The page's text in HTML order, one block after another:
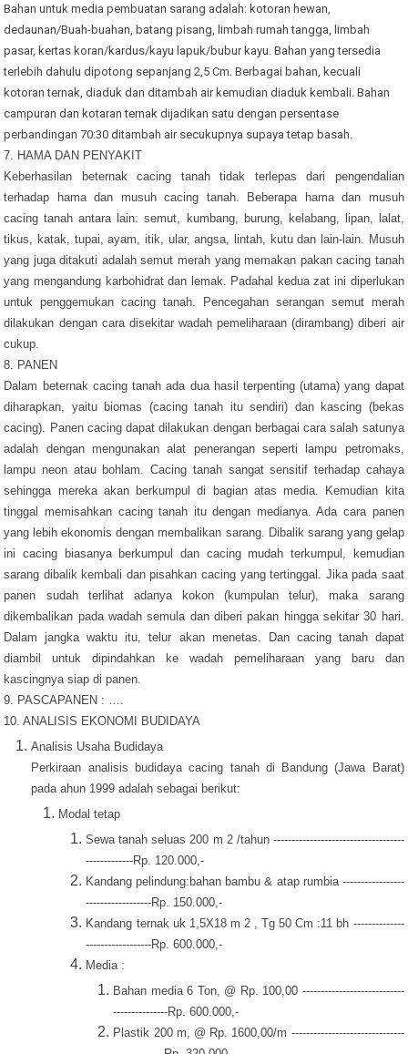
Bahan untuk media pembuatan sarang adalah: kotoran hewan,
dedaunan/Buah-buahan, batang pisang, limbah rumah tangga, limbah
pasar, kertas koran/kardus/kayu lapuk/bubur kayu. Bahan yang tersedia
terlebih dahulu dipotong sepanjang 2,5 Cm. Berbagai bahan, kecuali
kotoran ternak, diaduk dan ditambah air kemudian diaduk kembali. Bahan
campuran dan kotaran ternak dijadikan satu dengan persentase
perbandingan 70:30 ditambah air secukupnya supaya tetap basah.
7. HAMA DAN PENYAKIT
Keberhasilan beternak cacing tanah tidak terlepas dari pengendalian
terhadap hama dan musuh cacing tanah. Beberapa hama dan musuh
cacing tanah antara lain: semut, kumbang, burung, kelabang, lipan, lalat,
tikus, katak, tupai, ayam, itik, ular, angsa, lintah, kutu dan lain-lain. Musuh
yang juga ditakuti adalah semut merah yang memakan pakan cacing tanah
yang mengandung karbohidrat dan lemak. Padahal kedua zat ini diperlukan
untuk penggemukan cacing tanah. Pencegahan serangan semut merah
dilakukan dengan cara disekitar wadah pemeliharaan (dirambang) diberi air
cukup.
8. PANEN
Dalam beternak cacing tanah ada dua hasil terpenting (utama) yang dapat
diharapkan, yaitu biomas (cacing tanah itu sendiri) dan kascing (bekas
cacing). Panen cacing dapat dilakukan dengan berbagai cara salah satunya
adalah dengan mengunakan alat penerangan seperti lampu petromaks,
lampu neon atau bohlam. Cacing tanah sangat sensitif terhadap cahaya
sehingga mereka akan berkumpul di bagian atas media. Kemudian kita
tinggal memisahkan cacing tanah itu dengan medianya. Ada cara panen
yang lebih ekonomis dengan membalikan sarang. Dibalik sarang yang gelap
ini cacing biasanya berkumpul dan cacing mudah terkumpul, kemudian
sarang dibalik kembali dan pisahkan cacing yang tertinggal. Jika pada saat
panen sudah terlihat adanya kokon (kumpulan telur), maka sarang
dikembalikan pada wadah semula dan diberi pakan hingga sekitar 30 hari.
Dalam jangka waktu itu, telur akan menetas. Dan cacing tanah dapat
diambil untuk dipindahkan ke wadah pemeliharaan yang baru dan
kascingnya siap di panen.
9. PASCAPANEN : ….
10. ANALISIS EKONOMI BUDIDAYA
Analisis Usaha Budidaya
Perkiraan analisis budidaya cacing tanah di Bandung (Jawa Barat)
pada ahun 1999 adalah sebagai berikut:
Modal tetap
Sewa tanah seluas 200 m 2 /tahun ------------------------------------
-------------Rp. 120.000,-
Kandang pelindung:bahan bambu & atap rumbia -----------------
------------------Rp. 150.000,-
Kandang ternak uk 1,5X18 m 2 , Tg 50 Cm :11 bh --------------
------------------Rp. 600.000,-
Media :
Bahan media 6 Ton, @ Rp. 100,00 ----------------------------
---------------Rp. 600.000,-
Plastik 200 m, @ Rp. 1600,00/m -------------------------------